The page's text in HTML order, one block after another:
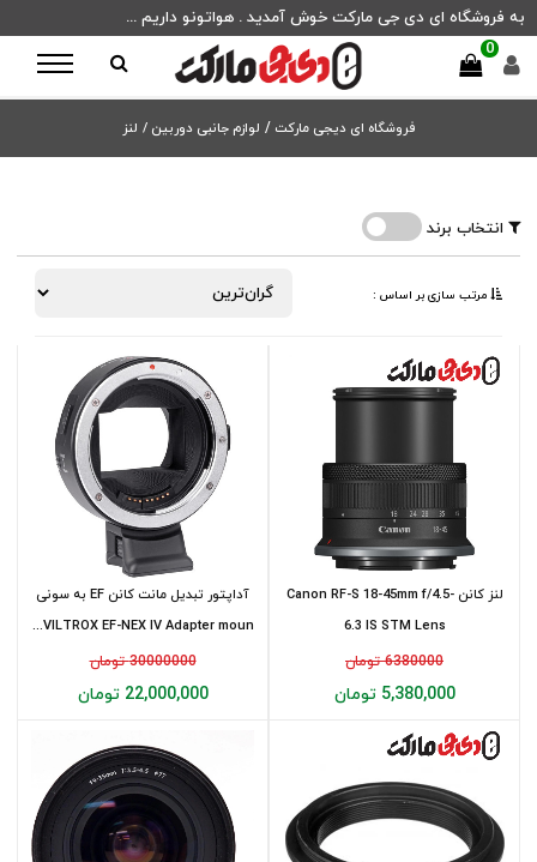
به فروشگاه ای دی جی مارکت خوش آمدید . هواتونو داریم ...
0
فروشگاه ای دیجی مارکت / لوازم جانبی دوربین / لنز
انتخاب برند
مرتب ‌سازی بر اساس :
آداپتور تبدیل مانت کانن EF به سونی
VILTROX EF-NEX IV Adapter moun...
30000000 تومان
22,000,000 تومان
لنز کانن Canon RF-S 18-45mm f/4.5-
6.3 IS STM Lens
6380000 تومان
5,380,000 تومان